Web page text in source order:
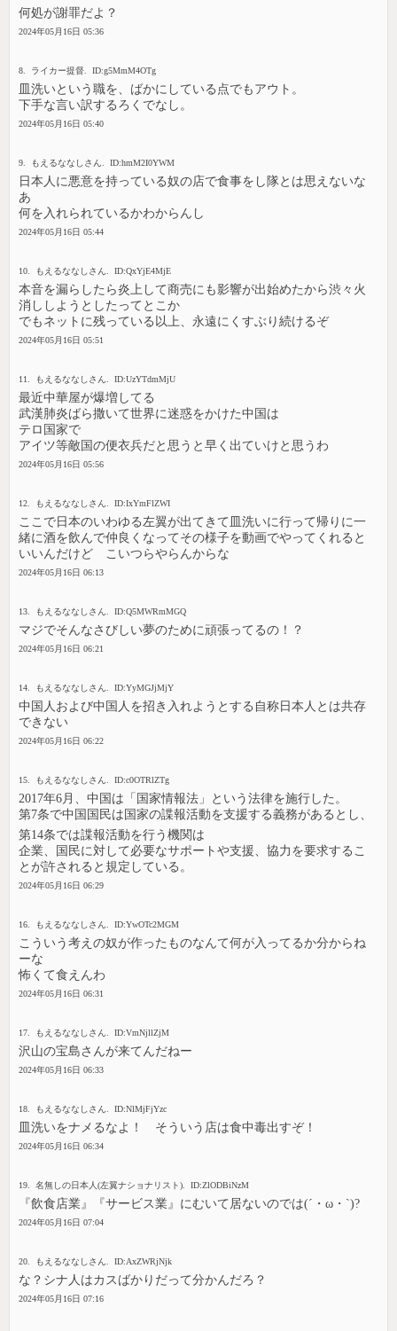
何処が謝罪だよ？
2024年05月16日 05:36
8. ライカー提督. ID:g5MmM4OTg
皿洗いという職を、ばかにしている点でもアウト。
下手な言い訳するろくでなし。
2024年05月16日 05:40
9. もえるななしさん. ID:hmM2I0YWM
日本人に悪意を持っている奴の店で食事をし隊とは思えないな
あ
何を入れられているかわからんし
2024年05月16日 05:44
10. もえるななしさん. ID:QxYjE4MjE
本音を漏らしたら炎上して商売にも影響が出始めたから渋々火
消ししようとしたってとこか
でもネットに残っている以上、永遠にくすぶり続けるぞ
2024年05月16日 05:51
11. もえるななしさん. ID:UzYTdmMjU
最近中華屋が爆増してる
武漢肺炎ばら撒いて世界に迷惑をかけた中国は
テロ国家で
アイツ等敵国の便衣兵だと思うと早く出ていけと思うわ
2024年05月16日 05:56
12. もえるななしさん. ID:IxYmFlZWI
ここで日本のいわゆる左翼が出てきて皿洗いに行って帰りに一
緒に酒を飲んで仲良くなってその様子を動画でやってくれると
いいんだけど こいつらやらんからな
2024年05月16日 06:13
13. もえるななしさん. ID:Q5MWRmMGQ
マジでそんなさびしい夢のために頑張ってるの！？
2024年05月16日 06:21
14. もえるななしさん. ID:YyMGJjMjY
中国人および中国人を招き入れようとする自称日本人とは共存
できない
2024年05月16日 06:22
15. もえるななしさん. ID:c0OTRlZTg
2017年6月、中国は「国家情報法」という法律を施行した。
第7条で中国国民は国家の諜報活動を支援する義務があるとし、
第14条では諜報活動を行う機関は
企業、国民に対して必要なサポートや支援、協力を要求するこ
とが許されると規定している。
2024年05月16日 06:29
16. もえるななしさん. ID:YwOTc2MGM
こういう考えの奴が作ったものなんて何が入ってるか分からね
ーな
怖くて食えんわ
2024年05月16日 06:31
17. もえるななしさん. ID:VmNjllZjM
沢山の宝島さんが来てんだねー
2024年05月16日 06:33
18. もえるななしさん. ID:NlMjFjYzc
皿洗いをナメるなよ！ そういう店は食中毒出すぞ！
2024年05月16日 06:34
19. 名無しの日本人(左翼ナショナリスト). ID:ZlODBiNzM
『飲食店業』『サービス業』にむいて居ないのでは(´・ω・`)?
2024年05月16日 07:04
20. もえるななしさん. ID:AxZWRjNjk
な？シナ人はカスばかりだって分かんだろ？
2024年05月16日 07:16